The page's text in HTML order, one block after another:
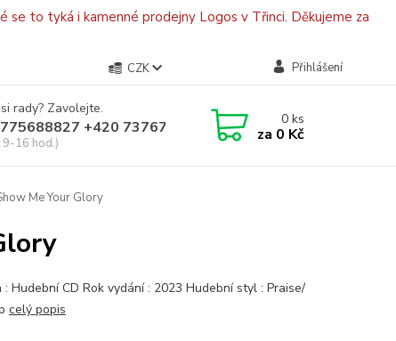
se to tyká i kamenné prodejny Logos v Třinci. Děkujeme za
CZK Přihlášení
rady? Zavolejte.
+420 737670415
9-16 hod.)
0ks
za 0 Kč
Me Your Glory
: Hudební CD Rok vydání : 2023 Hudební styl : Praise/
celý popis